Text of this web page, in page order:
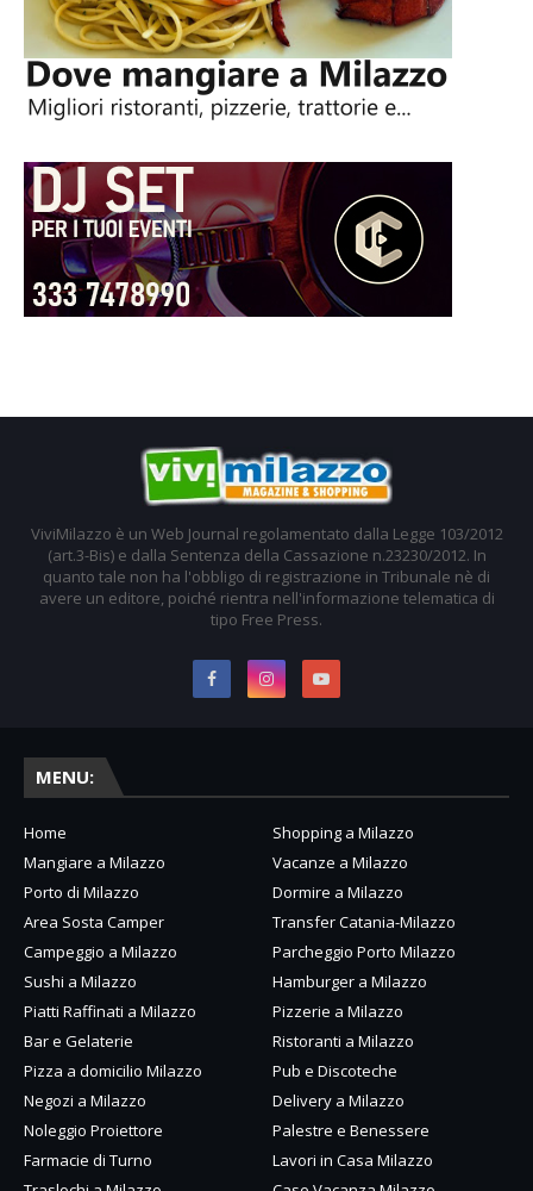
ViviMilazzo è un Web Journal regolamentato dalla Legge 103/2012
(art.3-Bis) e dalla Sentenza della Cassazione n.23230/2012. In
quanto tale non ha l'obbligo di registrazione in Tribunale nè di
avere un editore, poiché rientra nell'informazione telematica di
tipo Free Press.
MENU:
Home
Shopping a Milazzo
Mangiare a Milazzo
Vacanze a Milazzo
Porto di Milazzo
Dormire a Milazzo
Area Sosta Camper
Transfer Catania-Milazzo
Campeggio a Milazzo
Parcheggio Porto Milazzo
Sushi a Milazzo
Hamburger a Milazzo
Piatti Raffinati a Milazzo
Pizzerie a Milazzo
Bar e Gelaterie
Ristoranti a Milazzo
Pizza a domicilio Milazzo
Pub e Discoteche
Negozi a Milazzo
Delivery a Milazzo
Noleggio Proiettore
Palestre e Benessere
Farmacie di Turno
Lavori in Casa Milazzo